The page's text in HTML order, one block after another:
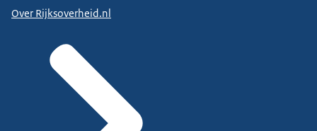
Over Rijksoverheid.nl